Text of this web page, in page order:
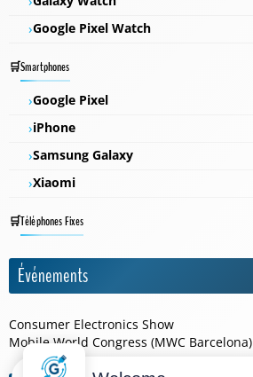
Google Pixel Watch
Smartphones
Google Pixel
iPhone
Samsung Galaxy
Xiaomi
Téléphones Fixes
Événements
Consumer Electronics Show
Mobile World Congress (MWC Barcelona)